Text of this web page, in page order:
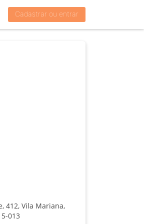
Cadastrar ou entrar
412, Vila Mariana,
013